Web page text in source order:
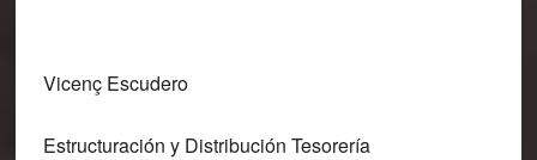
Vicenç Escudero
Estructuración y Distribución Tesorería